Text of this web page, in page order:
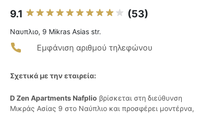
9.1 (53)
Ναυπλιο, 9 Mikras Asias str.
Εμφάνιση αριθμού τηλεφώνου
Σχετικά με την εταιρεία:
D Zen Apartments Nafplio βρίσκεται στη διεύθυνση
Μικράς Ασίας 9 στο Ναύπλιο και προσφέρει μοντέρνα,